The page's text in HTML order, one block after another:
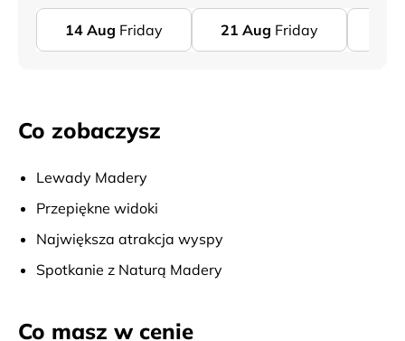
14 Aug Friday 21 Aug Friday
Co zobaczysz
Lewady Madery
Przepiękne widoki
Największa atrakcja wyspy
Spotkanie z Naturą Madery
Co masz w cenie